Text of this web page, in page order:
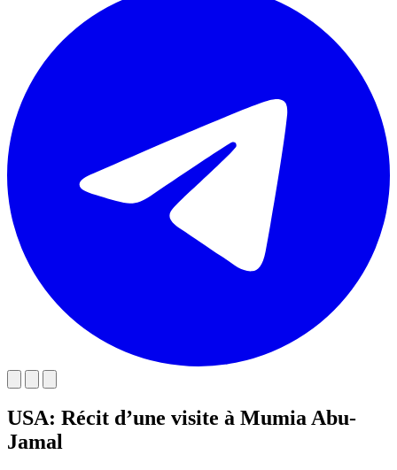
USA: Récit d’une visite à Mumia Abu-
Jamal